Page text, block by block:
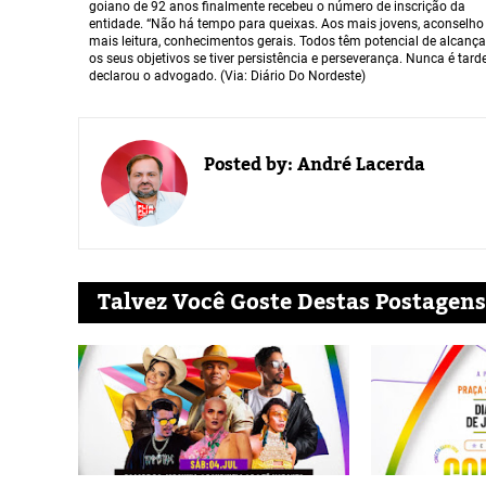
goiano de 92 anos finalmente recebeu o número de inscrição da
entidade. “Não há tempo para queixas. Aos mais jovens, aconselho
mais leitura, conhecimentos gerais. Todos têm potencial de
os seus objetivos se tiver persistência e perseverança. Nunca é
declarou o advogado. (Via: Diário Do Nordeste)
Posted by:André Lacerda
Talvez Você Goste Destas Postagens